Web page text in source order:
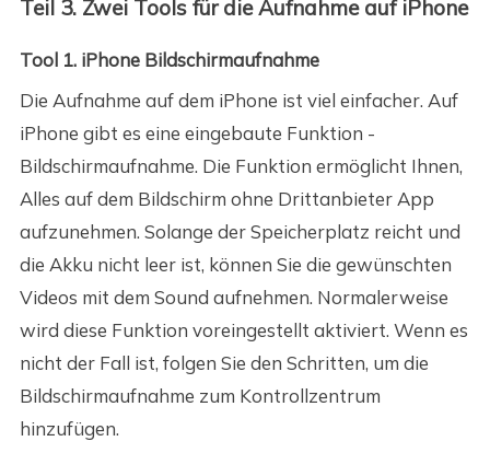
Teil 3. Zwei Tools für die Aufnahme auf iPhone
Tool 1. iPhone Bildschirmaufnahme
Die Aufnahme auf dem iPhone ist viel einfacher. Auf
iPhone gibt es eine eingebaute Funktion -
Bildschirmaufnahme. Die Funktion ermöglicht Ihnen,
Alles auf dem Bildschirm ohne Drittanbieter App
aufzunehmen. Solange der Speicherplatz reicht und
die Akku nicht leer ist, können Sie die gewünschten
Videos mit dem Sound aufnehmen. Normalerweise
wird diese Funktion voreingestellt aktiviert. Wenn es
nicht der Fall ist, folgen Sie den Schritten, um die
Bildschirmaufnahme zum Kontrollzentrum
hinzufügen.